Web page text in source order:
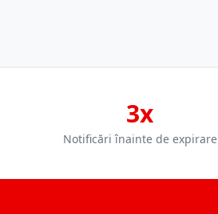
3x
Notificări înainte de expirare